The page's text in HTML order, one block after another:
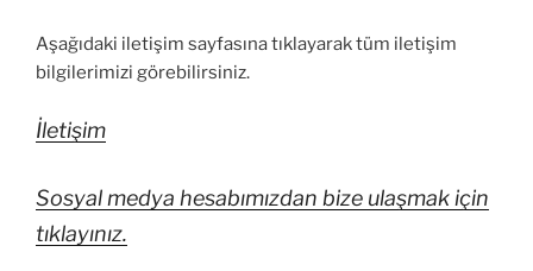
Aşağıdaki iletişim sayfasına tıklayarak tüm iletişim
bilgilerimizi görebilirsiniz.
İletişim
Sosyal medya hesabımızdan bize ulaşmak için
tıklayınız.